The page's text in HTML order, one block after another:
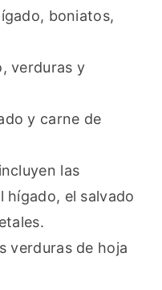
boniatos,
verduras y
y carne de
las
hígado, el salvado
verduras de hoja